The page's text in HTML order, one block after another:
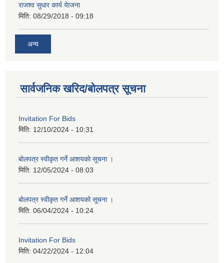
राजश्व सुधार कार्य येाजना
मिति: 08/29/2018 - 09:18
अन्य
सार्वजनिक खरिद/बोलपत्र सूचना
Invitation For Bids
मिति: 12/10/2024 - 10:31
बोलपत्र स्वीकृत गर्ने आशयको सूचना ।
मिति: 12/05/2024 - 08:03
बोलपत्र स्वीकृत गर्ने आशयको सूचना ।
मिति: 06/04/2024 - 10:24
Invitation For Bids
मिति: 04/22/2024 - 12:04